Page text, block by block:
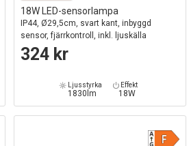
18W LED-sensorlampa
IP44, Ø29,5cm, svart kant, inbyggd
sensor, fjärrkontroll, inkl. ljuskälla
324 kr
Ljusstyrka
1830lm
Effekt
18W